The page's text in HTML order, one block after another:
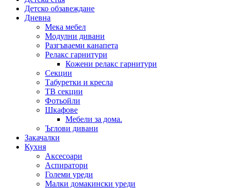
Детско обзавеждане
Дневна
Мека мебел
Модулни дивани
Разгъваеми канапета
Релакс гарнитури
Кожени релакс гарнитури
Секции
Табуретки и кресла
ТВ секции
Фотьойли
Шкафове
Мебели за дома.
Ъглови дивани
Закачалки
Кухня
Аксесоари
Аспиратори
Големи уреди
Малки домакински уреди